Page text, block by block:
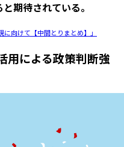
期待されている。
向けて【中間とりまとめ】」
用による政策判断強